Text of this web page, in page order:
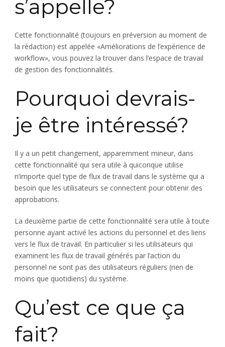
s’appelle?
Cette fonctionnalité (toujours en préversion au moment de
la rédaction) est appelée «Améliorations de l’expérience de
workflow», vous pouvez la trouver dans l’espace de travail
de gestion des fonctionnalités.
Pourquoi devrais-
je être intéressé?
Il y a un petit changement, apparemment mineur, dans
cette fonctionnalité qui sera utile à quiconque utilise
n’importe quel type de flux de travail dans le système qui a
besoin que les utilisateurs se connectent pour obtenir des
approbations.
La deuxième partie de cette fonctionnalité sera utile à toute
personne ayant activé les actions du personnel et des liens
vers le flux de travail. En particulier si les utilisateurs qui
examinent les flux de travail générés par l’action du
personnel ne sont pas des utilisateurs réguliers (rien de
moins que quotidiens) du système.
Qu’est ce que ça
fait?